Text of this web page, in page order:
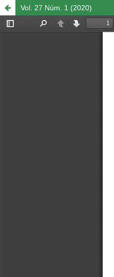
Vol. 27 Núm. 1 (2020)